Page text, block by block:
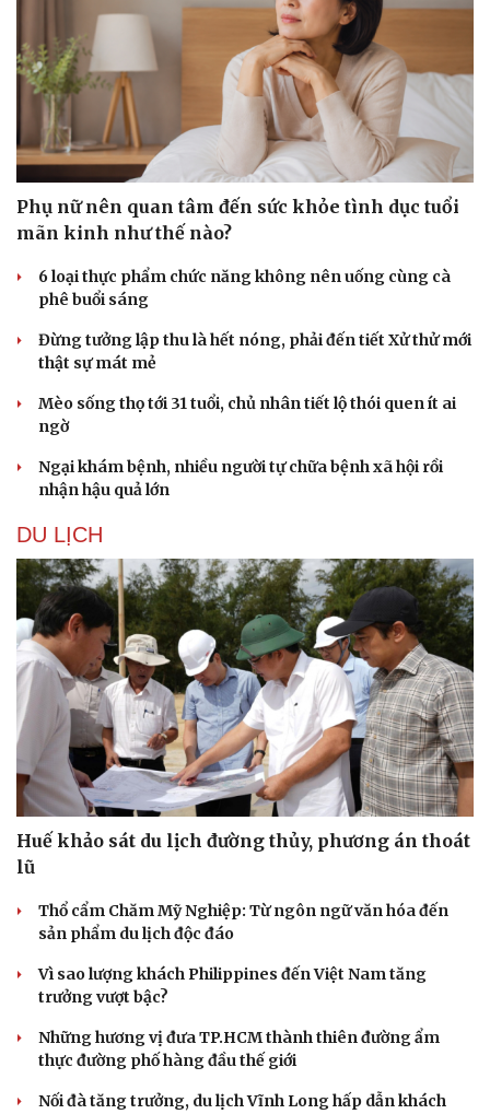
Sức khỏe
Dinh dưỡng - món ngon
Cây thuốc
Sản phụ khoa
Nhi khoa
Nam khoa
Làm đẹp - giảm cân
Phòng mạch online
Ăn sạch sống khỏe
Đời sống
Nhà đẹp
Blog
Tình yêu - Gia đình
Phụ nữ nên quan tâm đến sức khỏe tình dục tuổi
mãn kinh như thế nào?
6 loại thực phẩm chức năng không nên uống cùng cà
phê buổi sáng
Đừng tưởng lập thu là hết nóng, phải đến tiết Xử thử mới
thật sự mát mẻ
Mèo sống thọ tới 31 tuổi, chủ nhân tiết lộ thói quen ít ai
ngờ
Ngại khám bệnh, nhiều người tự chữa bệnh xã hội rồi
nhận hậu quả lớn
DU LỊCH
Huế khảo sát du lịch đường thủy, phương án thoát
lũ
Thổ cẩm Chăm Mỹ Nghiệp: Từ ngôn ngữ văn hóa đến
sản phẩm du lịch độc đáo
Vì sao lượng khách Philippines đến Việt Nam tăng
trưởng vượt bậc?
Những hương vị đưa TP.HCM thành thiên đường ẩm
thực đường phố hàng đầu thế giới
Nối đà tăng trưởng, du lịch Vĩnh Long hấp dẫn khách